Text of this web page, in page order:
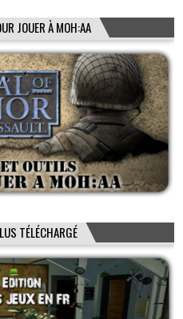
JOUER À MOH:AA
TÉLÉCHARGÉ